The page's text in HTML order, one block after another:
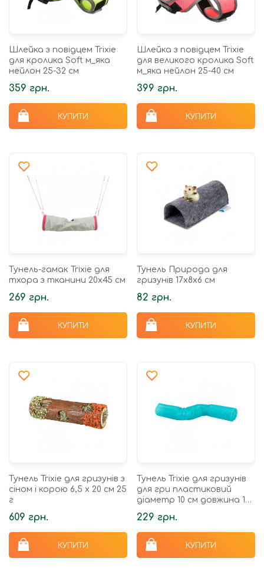
Шлейка з повідцем Trixie
для кролика Soft м_яка
нейлон 25-32 см
359 грн.
КУПИТИ
Шлейка з повідцем Trixie
для великого кролика Soft
м_яка нейлон 25-40 см
399 грн.
КУПИТИ
Тунель-гамак Trixie для
тхора з тканини 20х45 см
269 грн.
КУПИТИ
Тунель Природа для
гризунів 17х8х6 см
82 грн.
КУПИТИ
Тунель Trixie для гризунів з
сіном і корою 6,5 х 20 см 25
г
609 грн.
КУПИТИ
Тунель Trixie для гризунів
для гри пластиковий
діаметр 10 см довжина 19-
75 см бірюзовий
229 грн.
КУПИТИ